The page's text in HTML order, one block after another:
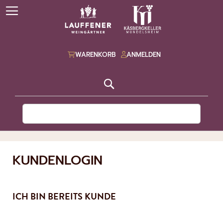
WARENKORB ANMELDEN
KUNDENLOGIN
ICH BIN BEREITS KUNDE